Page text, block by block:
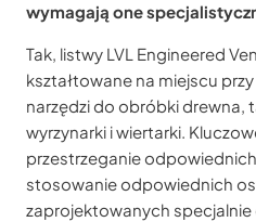
wymagają one
Tak, listwy LVL Engineered
kształtowane na miejscu
narzędzi do obróbki drewna,
wyrzynarki i wiertarki.
przestrzeganie
stosowanie odpowiednich
zaprojektowanych